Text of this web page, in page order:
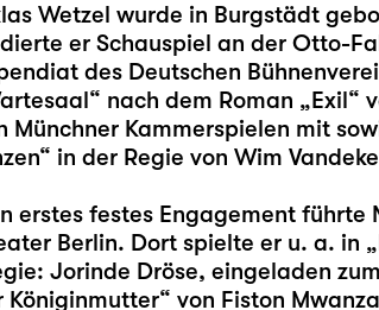
Wetzel wurde in Burgstädt
er Schauspiel an der Otto-
des Deutschen
nach dem Roman „Exil“
Münchner Kammerspielen mit
in der Regie von Wim
erstes festes Engagement führte
Berlin. Dort spielte er u. a. in
Jorinde Dröse, eingeladen
Königinmutter“ von Fiston